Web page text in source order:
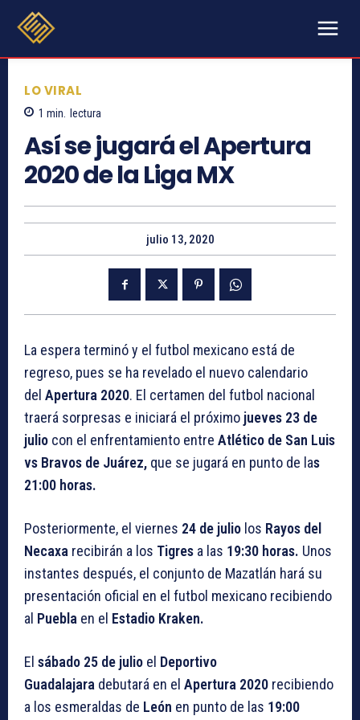
LO VIRAL
1 min. lectura
Así se jugará el Apertura
2020 de la Liga MX
julio 13, 2020
La espera terminó y el futbol mexicano está de
regreso, pues se ha revelado el nuevo calendario
del Apertura 2020. El certamen del futbol nacional
traerá sorpresas e iniciará el próximo jueves 23 de
julio con el enfrentamiento entre Atlético de San Luis
vs Bravos de Juárez, que se jugará en punto de las
21:00 horas.
Posteriormente, el viernes 24 de julio los Rayos del
Necaxa recibirán a los Tigres a las 19:30 horas. Unos
instantes después, el conjunto de Mazatlán hará su
presentación oficial en el futbol mexicano recibiendo
al Puebla en el Estadio Kraken.
El sábado 25 de julio el Deportivo
Guadalajara debutará en el Apertura 2020 recibiendo
a los esmeraldas de León en punto de las 19:00